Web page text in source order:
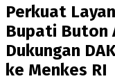
Perkuat
Bupati Buton
Dukungan
ke Menkes RI